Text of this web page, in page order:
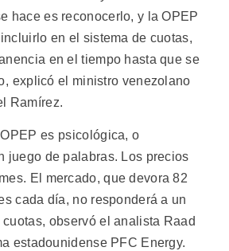
hace es reconocerlo, y la OPEP
en el sistema de cuotas,
en el tiempo hasta que se
explicó el ministro venezolano
Ramírez.
es psicológica, o
juego de palabras. Los precios
El mercado, que devora 82
cada día, no responderá a un
observó el analista Raad
estadounidense PFC Energy.